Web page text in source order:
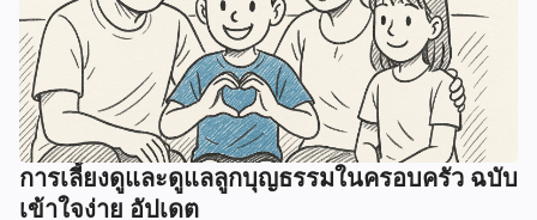
การเลี้ยงดูและดูแลลูกบุญธรรมในครอบครัว ฉบับ
เข้าใจง่าย อัปเดต